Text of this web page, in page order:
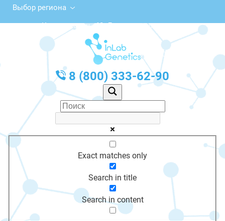
Выбор региона
Каширское ш., 60, Домодедово
с 10:00 до 20:00
График работы: Пн-Пт с 10:00 до 20:00
8 (800) 333-62-90
Exact matches only
Search in title
Search in content